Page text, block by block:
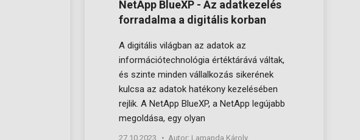
NetApp BlueXP - Az adatkezelés
forradalma a digitális korban
A digitális világban az adatok az
információtechnológia értéktárává váltak,
és szinte minden vállalkozás sikerének
kulcsa az adatok hatékony kezelésében
rejlik. A NetApp BlueXP, a NetApp legújabb
megoldása, egy olyan
27.10.2023 Autor: Lamanda Károly